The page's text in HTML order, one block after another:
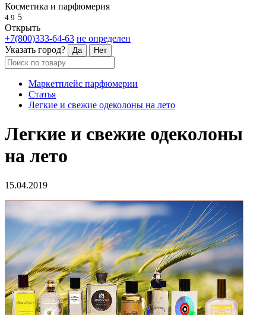
Косметика и парфюмерия
4.9 5
Открыть
+7(800)333-64-63 не определен
Указать город?
Да Нет
Маркетплейс парфюмерии
Статья
Легкие и свежие одеколоны на лето
Легкие и свежие одеколоны
на лето
15.04.2019